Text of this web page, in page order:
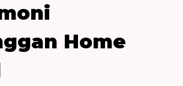
Home